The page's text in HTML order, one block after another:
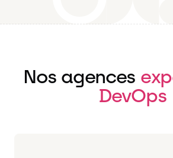
Nos agences
DevOps